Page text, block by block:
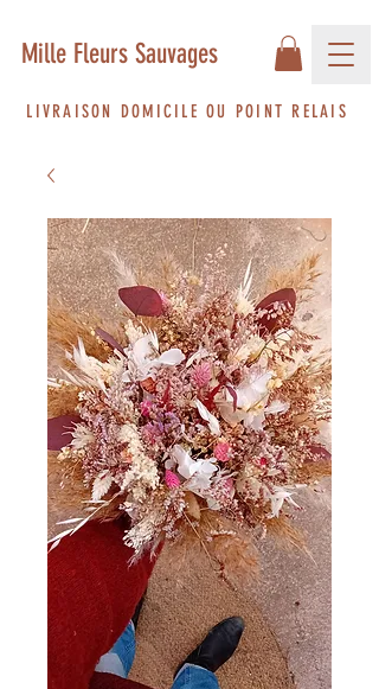
Mille Fleurs Sauvages
LIVRAISON DOMICILE OU POINT RELAIS